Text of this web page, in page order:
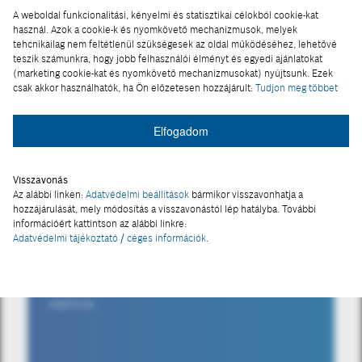
TECHNOLÓGIA
A weboldal funkcionalitási, kényelmi és statisztikai célokból cookie-kat
használ. Azok a cookie-k és nyomkövető mechanizmusok, melyek
tehcnikailag nem feltétlenül szükségesek az oldal működéséhez, lehetővé
teszik számunkra, hogy jobb felhasználói élményt és egyedi ajánlatokat
(marketing cookie-kat és nyomkövető mechanizmusokat) nyújtsunk. Ezek
csak akkor használhatók, ha Ön előzetesen hozzájárult: Tudjon meg többet
Elfogadom
Visszavonás
Az alábbi linken: Adatvédelmi beállítások bármikor visszavonhatja a
hozzájárulását, mely módosítás a visszavonástól lép hatályba. További
információért kattintson az alábbi linkre:
Adatvédelmi tájékoztató / céges információk.